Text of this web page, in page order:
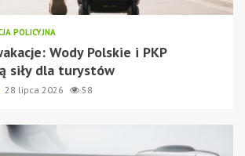
POLICYJNA
Wody Polskie i PKP
siły dla turystów
28 lipca 2026 58